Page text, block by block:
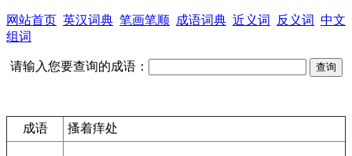
网站首页 英汉词典 笔画笔顺 成语词典 近义词 反义词 中文
组词
请输入您要查询的成语：
成语 搔着痒处